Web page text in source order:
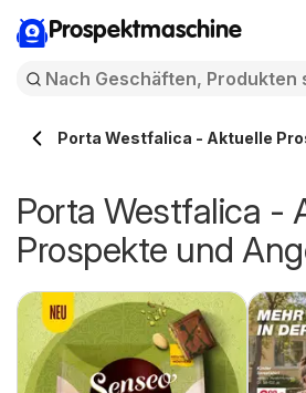
Prospektmaschine
Porta Westfalica - Aktuelle
Porta Westfalica -
Prospekte und